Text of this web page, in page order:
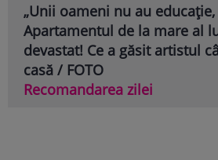
„Unii oameni nu au
Apartamentul de la mare al
devastat! Ce a găsit artistul
casă / FOTO
Recomandarea zilei